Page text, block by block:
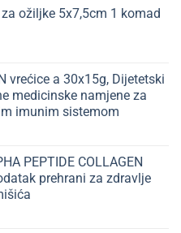
ožiljke 5x7,5cm 1 komad
vrećice a 30x15g, Dijetetski
medicinske namjene za
imunim sistemom
PEPTIDE COLLAGEN
prehrani za zdravlje